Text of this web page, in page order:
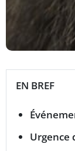
EN BREF
Urgence